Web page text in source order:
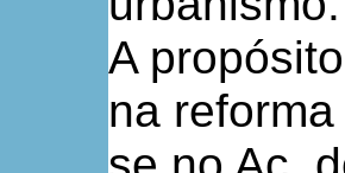
A
na